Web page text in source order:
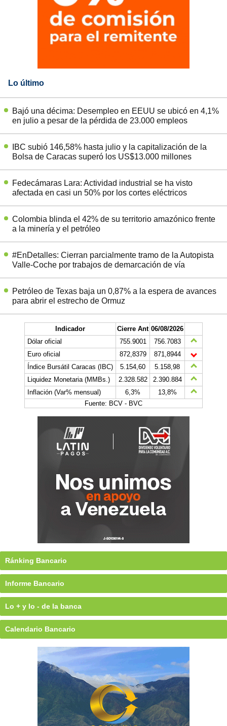
Lo último
Bajó una décima: Desempleo en EEUU se ubicó en 4,1%
en julio a pesar de la pérdida de 23.000 empleos
IBC subió 146,58% hasta julio y la capitalización de la
Bolsa de Caracas superó los US$13.000 millones
Fedecámaras Lara: Actividad industrial se ha visto
afectada en casi un 50% por los cortes eléctricos
Colombia blinda el 42% de su territorio amazónico frente
a la minería y el petróleo
#EnDetalles: Cierran parcialmente tramo de la Autopista
Valle-Coche por trabajos de demarcación de vía
Petróleo de Texas baja un 0,87% a la espera de avances
para abrir el estrecho de Ormuz
Indicador Cierre Ant 06/08/2026
Dólar oficial
755.9001
756.7083
Euro oficial
872,8379
871,8944
Índice Bursátil Caracas (IBC)
5.154,60
5.158,98
Liquidez Monetaria (MMBs.)
2.328.582
2.390.884
Inflación (Var% mensual)
6,3%
13,8%
Fuente: BCV - BVC
Ránking Bancario
Informe Bancario
Lo + y lo - de la banca
Calendario Bancario